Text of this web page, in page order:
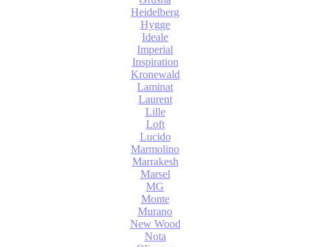
Heidelberg
Hygge
Ideale
Imperial
Inspiration
Kronewald
Laminat
Laurent
Lille
Loft
Lucido
Marmolino
Marrakesh
Marsel
MG
Monte
Murano
New Wood
Nota